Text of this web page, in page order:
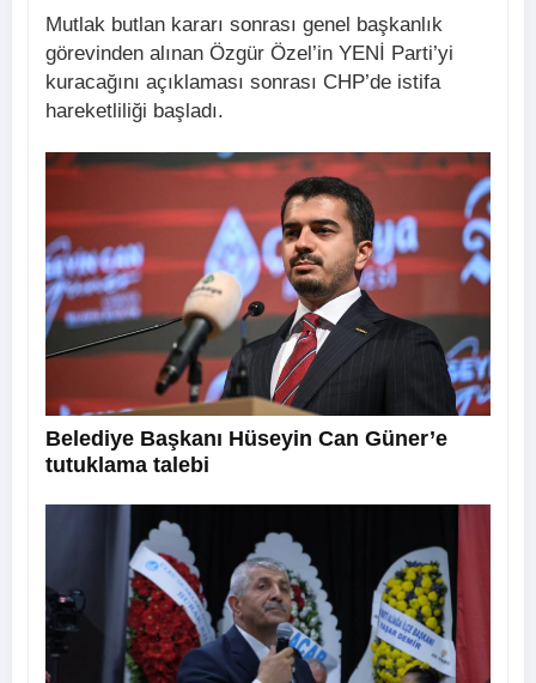
Mutlak butlan kararı sonrası genel başkanlık
görevinden alınan Özgür Özel’in YENİ Parti’yi
kuracağını açıklaması sonrası CHP’de istifa
hareketliliği başladı.
Belediye Başkanı Hüseyin Can Güner’e
tutuklama talebi